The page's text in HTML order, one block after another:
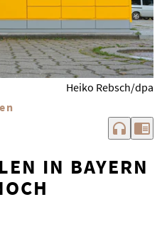
Heiko Rebsch/dpa
headphones chrome_reader_mode
IN BAYERN